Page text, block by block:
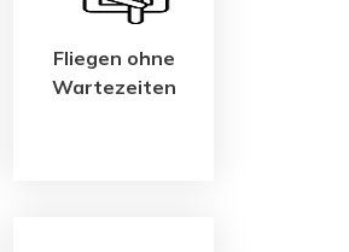
Fliegen ohne
Wartezeiten